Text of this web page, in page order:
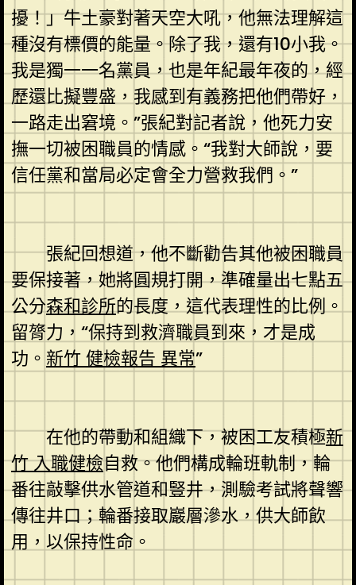
擾！」牛土豪對著天空大吼，他無法理解這
種沒有標價的能量。除了我，還有10小我。
我是獨一一名黨員，也是年紀最年夜的，經
歷還比擬豐盛，我感到有義務把他們帶好，
一路走出窘境。”張紀對記者說，他死力安
撫一切被困職員的情感。“我對大師說，要
信任黨和當局必定會全力營救我們。”
張紀回想道，他不斷勸告其他被困職員
要保接著，她將圓規打開，準確量出七點五
公分森和診所的長度，這代表理性的比例。
留膂力，“保持到救濟職員到來，才是成
功。 新竹 健檢報告 異常”
在他的帶動和組織下，被困工友積極新
竹 入職健檢自救。他們構成輪班軌制，輪
番往敲擊供水管道和豎井，測驗考試將聲響
傳往井口；輪番接取巖層滲水，供大師飲
用，以保持性命。